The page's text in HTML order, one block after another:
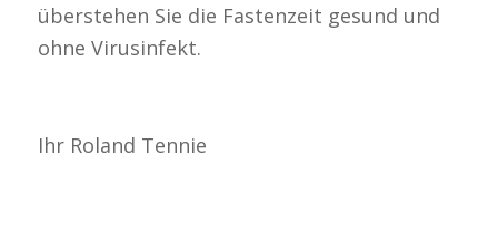
überstehen Sie die Fastenzeit gesund und
ohne Virusinfekt.
Ihr Roland Tennie